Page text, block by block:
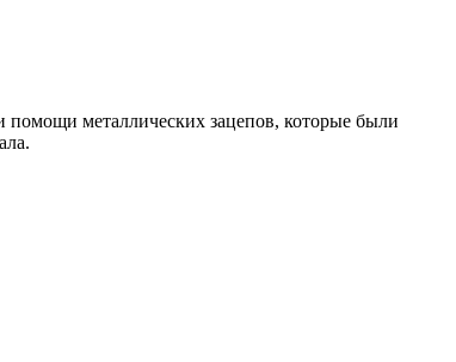
помощи металлических зацепов, которые были